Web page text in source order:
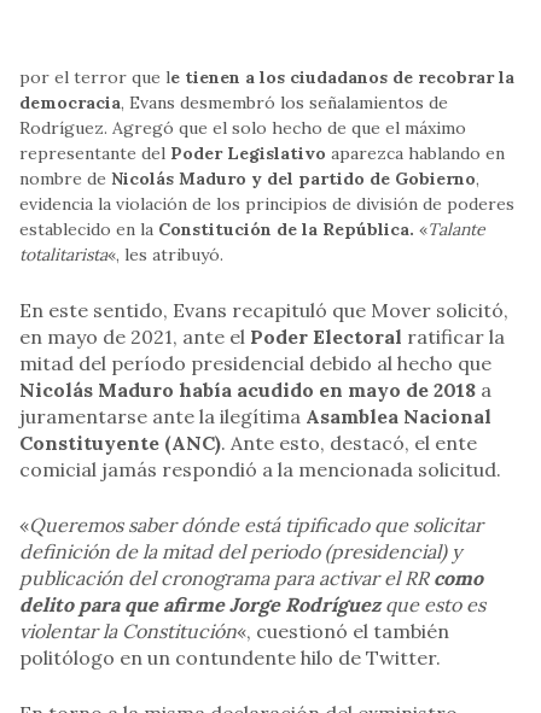
por el terror que le tienen a los ciudadanos de recobrar la
democracia, Evans desmembró los señalamientos de
Rodríguez. Agregó que el solo hecho de que el máximo
representante del Poder Legislativo aparezca hablando en
nombre de Nicolás Maduro y del partido de Gobierno,
evidencia la violación de los principios de división de poderes
establecido en la Constitución de la República. «Talante
totalitarista«, les atribuyó.
En este sentido, Evans recapituló que Mover solicitó,
en mayo de 2021, ante el Poder Electoral ratificar la
mitad del período presidencial debido al hecho que
Nicolás Maduro había acudido en mayo de 2018 a
juramentarse ante la ilegítima Asamblea Nacional
Constituyente (ANC). Ante esto, destacó, el ente
comicial jamás respondió a la mencionada solicitud.
«Queremos saber dónde está tipificado que solicitar
definición de la mitad del periodo (presidencial) y
publicación del cronograma para activar el RR como
delito para que afirme Jorge Rodríguezque esto es
violentar la Constitución«, cuestionó el también
politólogo en un contundente hilo de Twitter.